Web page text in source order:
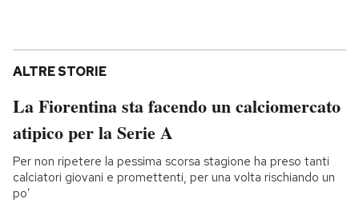
ALTRE STORIE
La Fiorentina sta facendo un calciomercato
atipico per la Serie A
Per non ripetere la pessima scorsa stagione ha preso tanti
calciatori giovani e promettenti, per una volta rischiando un
po’